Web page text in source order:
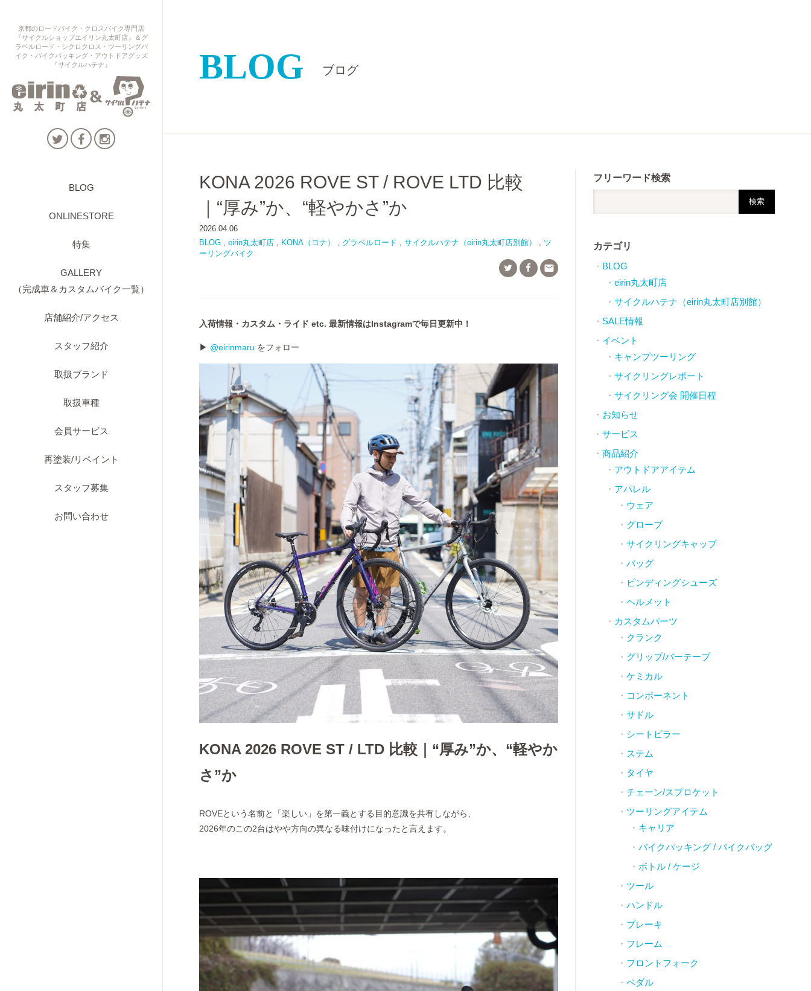
京都のロードバイク・クロスバイク専門店
『サイクルショップエイリン丸太町店』＆グ
ラベルロード・シクロクロス・ツーリングバ
イク・バイクパッキング・アウトドアグッズ
『サイクルハテナ』
BLOG
ONLINESTORE
特集
GALLERY
（完成車＆カスタムバイク一覧）
店舗紹介/アクセス
スタッフ紹介
取扱ブランド
取扱車種
会員サービス
再塗装/リペイント
スタッフ募集
お問い合わせ
BLOG ブログ
KONA 2026 ROVE ST / ROVE LTD 比較
｜“厚み”か、“軽やかさ”か
2026.04.06
BLOG , eirin丸太町店 , KONA（コナ） , グラベルロード , サイクルハテナ（eirin丸太町店別館） , ツ
ーリングバイク

入荷情報・カスタム・ライド etc. 最新情報はInstagramで毎日更新中！
▶ @eirinmaru をフォロー
KONA 2026 ROVE ST / LTD 比較｜“厚み”か、“軽やか
さ”か
ROVEという名前と「楽しい」を第一義とする目的意識を共有しながら、
2026年のこの2台はやや方向の異なる味付けになったと言えます。
フリーワード検索
カテゴリ
BLOG
eirin丸太町店
サイクルハテナ（eirin丸太町店別館）
SALE情報
イベント
キャンプツーリング
サイクリングレポート
サイクリング会 開催日程
お知らせ
サービス
商品紹介
アウトドアアイテム
アパレル
ウェア
グローブ
サイクリングキャップ
バッグ
ビンディングシューズ
ヘルメット
カスタムパーツ
クランク
グリップ/バーテープ
ケミカル
コンポーネント
サドル
シートピラー
ステム
タイヤ
チェーン/スプロケット
ツーリングアイテム
キャリア
バイクパッキング / バイクバッグ
ボトル / ケージ
ツール
ハンドル
ブレーキ
フレーム
フロントフォーク
ペダル